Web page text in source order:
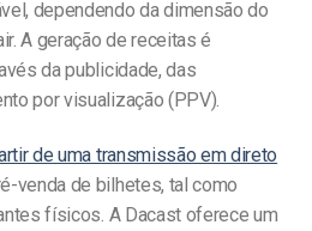
dependendo da dimensão do
A geração de receitas é
da publicidade, das
por visualização (PPV).
de uma transmissão em direto
venda de bilhetes, tal como
físicos. A Dacast oferece um